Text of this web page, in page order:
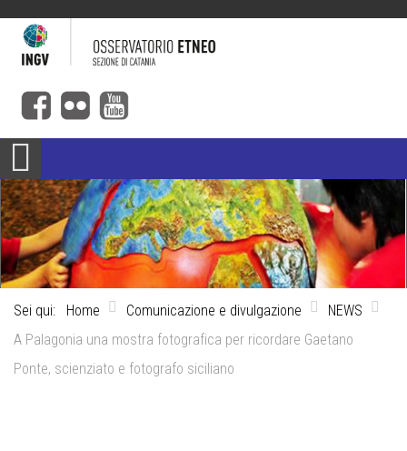
Sei qui: Home Comunicazione e divulgazione
NEWS
A Palagonia una mostra fotografica per ricordare Gaetano
Ponte, scienziato e fotografo siciliano